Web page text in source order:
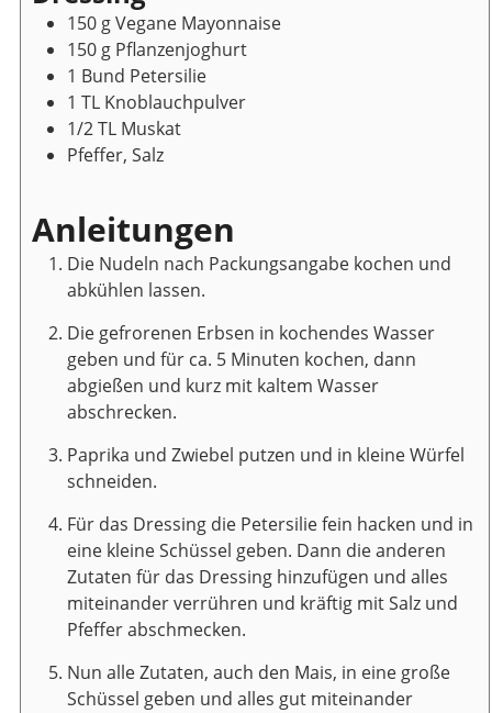
150 gVegane Mayonnaise
150 g Pflanzenjoghurt
1 Bund Petersilie
1 TL Knoblauchpulver
1/2TL Muskat
Pfeffer, Salz
Anleitungen
Die Nudeln nach Packungsangabe kochen und
abkühlen lassen.
Die gefrorenen Erbsen in kochendes Wasser
geben und für ca. 5 Minuten kochen, dann
abgießen und kurz mit kaltem Wasser
abschrecken.
Paprika und Zwiebel putzen und in kleine Würfel
schneiden.
Für das Dressing die Petersilie fein hacken und in
eine kleine Schüssel geben. Dann die anderen
Zutaten für das Dressing hinzufügen und alles
miteinander verrühren und kräftig mit Salz und
Pfeffer abschmecken.
Nun alle Zutaten, auch den Mais, in eine große
Schüssel geben und alles gut miteinander